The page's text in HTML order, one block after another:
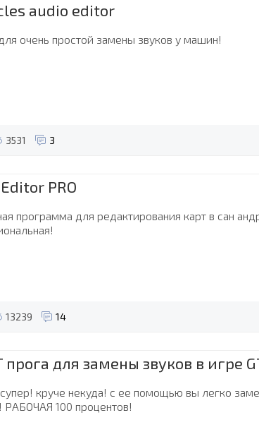
audio editor
очень простой замены звуков у машин!
3531 3
PRO
программа для редактирования карт в сан
13239 14
прога для замены звуков в игре
круче некуда! с ее помощью вы легко
РАБОЧАЯ 100 процентов!